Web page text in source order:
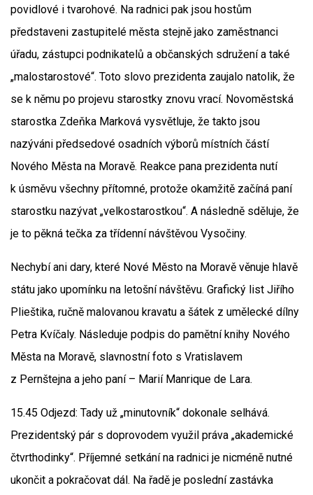
povidlové i tvarohové. Na radnici pak jsou hostům
představeni zastupitelé města stejně jako zaměstnanci
úřadu, zástupci podnikatelů a občanských sdružení a také
„malostarostové“. Toto slovo prezidenta zaujalo natolik, že
se k němu po projevu starostky znovu vrací. Novoměstská
starostka Zdeňka Marková vysvětluje, že takto jsou
nazýváni předsedové osadních výborů místních částí
Nového Města na Moravě. Reakce pana prezidenta nutí
k úsměvu všechny přítomné, protože okamžitě začíná paní
starostku nazývat „velkostarostkou“. A následně sděluje, že
je to pěkná tečka za třídenní návštěvou Vysočiny.
Nechybí ani dary, které Nové Město na Moravě věnuje hlavě
státu jako upomínku na letošní návštěvu. Grafický list Jiřího
Plieštika, ručně malovanou kravatu a šátek z umělecké dílny
Petra Kvíčaly. Následuje podpis do pamětní knihy Nového
Města na Moravě, slavnostní foto s Vratislavem
z Pernštejna a jeho paní – Marií Manrique de Lara.
15.45 Odjezd: Tady už „minutovník“ dokonale selhává.
Prezidentský pár s doprovodem využil práva „akademické
čtvrthodinky“. Příjemné setkání na radnici je nicméně nutné
ukončit a pokračovat dál. Na řadě je poslední zastávka